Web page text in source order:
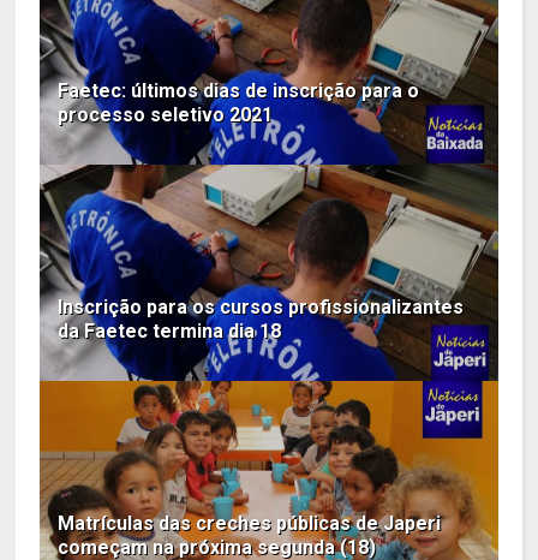
Faetec: últimos dias de inscrição para o
processo seletivo 2021
Inscrição para os cursos profissionalizantes
da Faetec termina dia 18
Matrículas das creches públicas de Japeri
começam na próxima segunda (18)